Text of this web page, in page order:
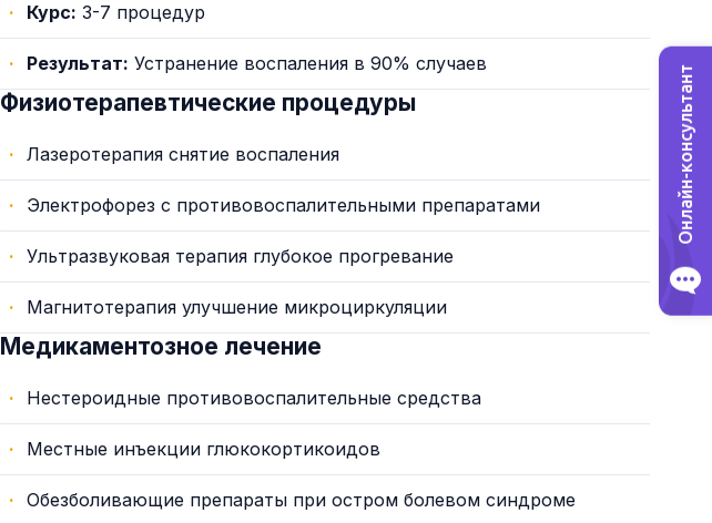
Курс: 3-7 процедур
Результат: Устранение воспаления в 90% случаев
Физиотерапевтические процедуры
Лазеротерапия снятие воспаления
Электрофорез с противовоспалительными препаратами
Ультразвуковая терапия глубокое прогревание
Магнитотерапия улучшение микроциркуляции
Медикаментозное лечение
Нестероидные противовоспалительные средства
Местные инъекции глюкокортикоидов
Обезболивающие препараты при остром болевом синдроме
Онлайн-консультант